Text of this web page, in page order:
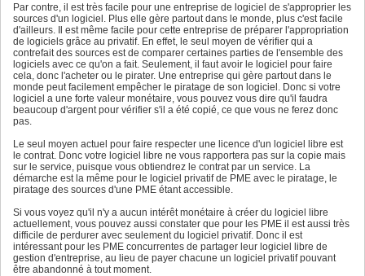
Par contre, il est très facile pour une entreprise de logiciel de s'approprier les
sources d'un logiciel. Plus elle gère partout dans le monde, plus c'est facile
d'ailleurs. Il est même facile pour cette entreprise de préparer l'appropriation
de logiciels grâce au privatif. En effet, le seul moyen de vérifier qui a
contrefait des sources est de comparer certaines parties de l'ensemble des
logiciels avec ce qu'on a fait. Seulement, il faut avoir le logiciel pour faire
cela, donc l'acheter ou le pirater. Une entreprise qui gère partout dans le
monde peut facilement empêcher le piratage de son logiciel. Donc si votre
logiciel a une forte valeur monétaire, vous pouvez vous dire qu'il faudra
beaucoup d'argent pour vérifier s'il a été copié, ce que vous ne ferez donc
pas.
Le seul moyen actuel pour faire respecter une licence d'un logiciel libre est
le contrat. Donc votre logiciel libre ne vous rapportera pas sur la copie mais
sur le service, puisque vous obtiendrez le contrat par un service. La
démarche est la même pour le logiciel privatif de PME avec le piratage, le
piratage des sources d'une PME étant accessible.
Si vous voyez qu'il n'y a aucun intérêt monétaire à créer du logiciel libre
actuellement, vous pouvez aussi constater que pour les PME il est aussi très
difficile de perdurer avec seulement du logiciel privatif. Donc il est
intéressant pour les PME concurrentes de partager leur logiciel libre de
gestion d'entreprise, au lieu de payer chacune un logiciel privatif pouvant
être abandonné à tout moment.